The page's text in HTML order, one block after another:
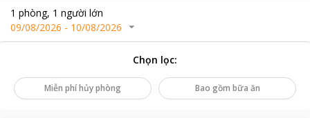
1 phòng, 1 người lớn
09/08/2026 - 10/08/2026
Chọn lọc:
Miễn phí hủy phòng Bao gồm bữa ăn